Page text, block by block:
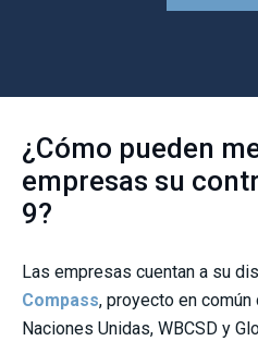
¿Cómo pueden
empresas su
9?
Las empresas cuentan a su
Compass, proyecto en
Naciones Unidas, WBCSD y